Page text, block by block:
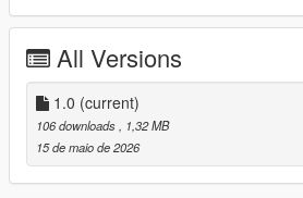
All Versions
1.0 (current)
106 downloads
, 1,32 MB
15 de maio de 2026